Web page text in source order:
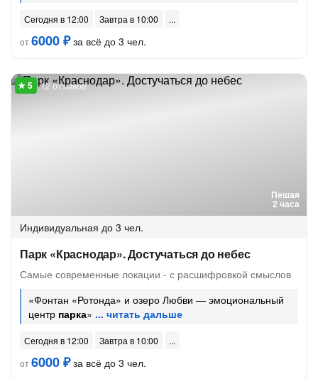
Сегодня в 12:00
Завтра в 10:00
от6000 ₽за всё до 3 чел.
Пешая
2 часа
12 отзывов
Индивидуальная до 3 чел.
Парк «Краснодар». Достучаться до небес
Самые современные локации - с расшифровкой смыслов
«Фонтан «Ротонда» и озеро Любви — эмоциональный
центр парка»
Сегодня в 12:00
Завтра в 10:00
от6000 ₽за всё до 3 чел.